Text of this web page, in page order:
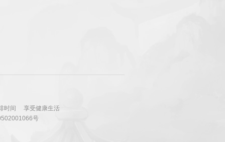
时间
享受健康生活
号